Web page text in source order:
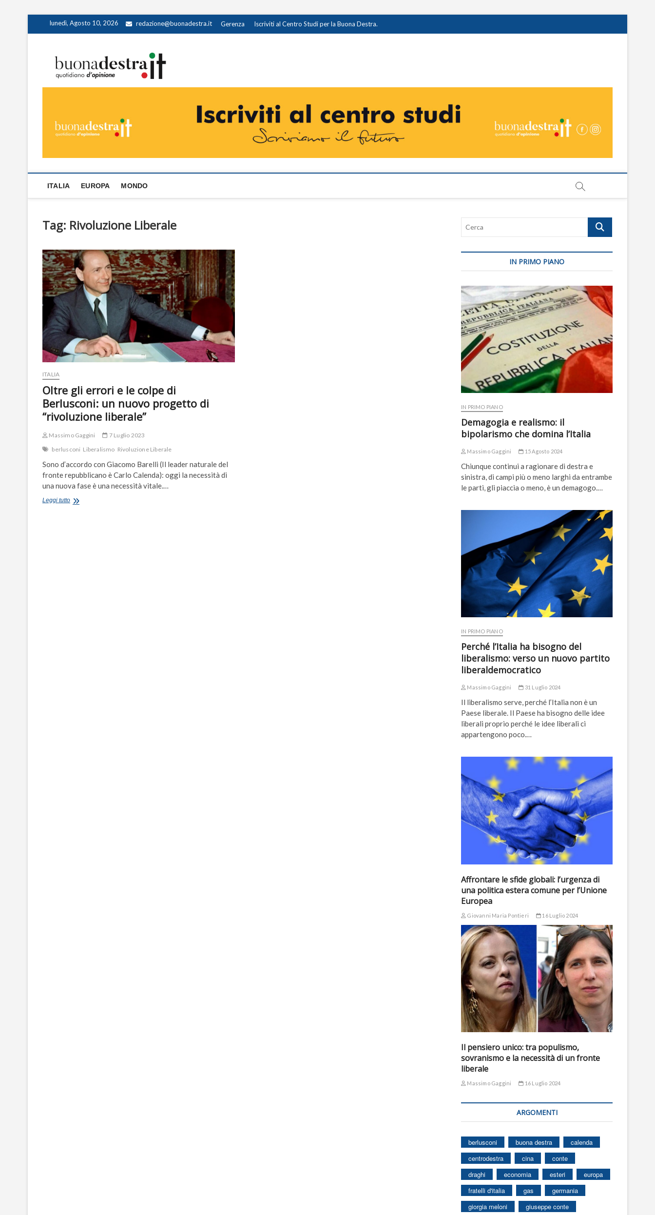
lunedì, Agosto 10, 2026 redazione@buonadestra.it Gerenza Iscriviti al Centro Studi per la Buona Destra.
ITALIA EUROPA MONDO
Tag: Rivoluzione Liberale
ITALIA
Oltre gli errori e le colpe di
Berlusconi: un nuovo progetto di
“rivoluzione liberale”
Massimo Gaggini
7 Luglio 2023
berlusconi Liberalismo Rivoluzione Liberale
Sono d’accordo con Giacomo Barelli (Il leader naturale del
fronte repubblicano è Carlo Calenda): oggi la necessità di
una nuova fase è una necessità vitale.…
Leggi tuttoOltre
Cerca
IN PRIMO PIANO
IN PRIMO PIANO
Demagogia e realismo: il
bipolarismo che domina l’Italia
Massimo Gaggini 15 Agosto 2024
Chiunque continui a ragionare di destra e
sinistra, di campi più o meno larghi da entrambe
le parti, gli piaccia o meno, è un demagogo.…
IN PRIMO PIANO
Perché l’Italia ha bisogno del
liberalismo: verso un nuovo partito
liberaldemocratico
Massimo Gaggini 31 Luglio 2024
Il liberalismo serve, perché l’Italia non è un
Paese liberale. Il Paese ha bisogno delle idee
liberali proprio perché le idee liberali ci
appartengono poco.…
Affrontare le sfide globali: l’urgenza di
una politica estera comune per l’Unione
Europea
Giovanni Maria Pontieri 16 Luglio 2024
Il pensiero unico: tra populismo,
sovranismo e la necessità di un fronte
liberale
Massimo Gaggini 16 Luglio 2024
ARGOMENTI
berlusconi buona destra
calenda
centrodestra
cina
conte
draghi
economia esteri
europa
fratelli d'italia
gas
germania
giorgia meloni
giuseppe conte